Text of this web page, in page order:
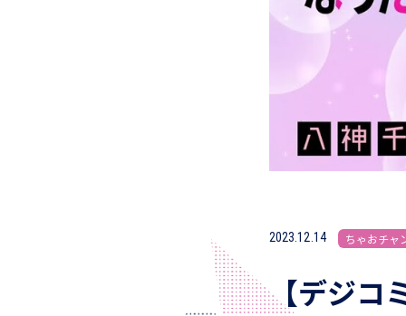
2023.12.14 ちゃおチャ
【デジコ